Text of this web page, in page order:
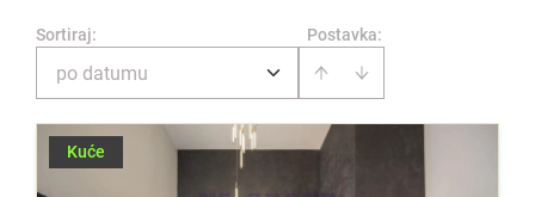
Postavka:
Sortiraj:
po datumu
Kuće